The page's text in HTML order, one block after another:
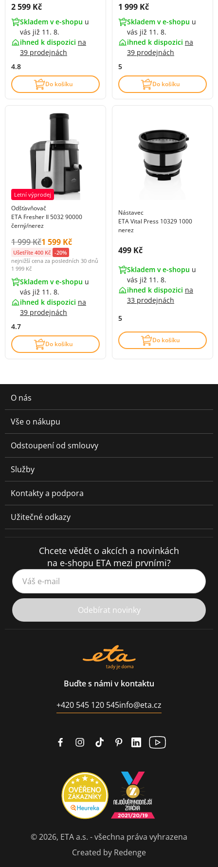
Cena s DPH:
2 599 Kč
Skladem v e-shopu u
vás již 11. 8.
ihned k dispozici na
39 prodejnách
4.8
Do košíku
Cena s DPH:
1 999 Kč
Skladem v e-shopu u
vás již 11. 8.
ihned k dispozici na
39 prodejnách
5
Do košíku
Letní výprodej
Odšťavňovač
ETA Fresher II 5032 90000
černý/nerez
Původní cena s DPH:
1 999 KčCena s DPH:
1 599 Kč
Ušetříte 400 Kč -20%
nejnižší cena za posledních 30 dnů
1 999 Kč
Skladem v e-shopu u
vás již 11. 8.
ihned k dispozici na
39 prodejnách
4.7
Do košíku
Nástavec
ETA Vital Press 10329 1000
nerez
Cena s DPH:
499 Kč
Skladem v e-shopu u
vás již 11. 8.
ihned k dispozici na
33 prodejnách
5
Do košíku
O nás
Vše o nákupu
Odstoupení od smlouvy
Služby
Kontakty a podpora
Užitečné odkazy
Chcete vědět o akcích a novinkách
na e-shopu ETA mezi prvními?
Váš e-mail
Odebírat novinky
Buďte s námi v kontaktu
+420 545 120 545info@eta.cz
© 2026, ETA a.s. - všechna práva vyhrazena
Created by Redenge